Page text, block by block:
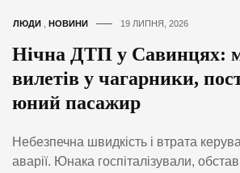
ЛЮДИ , НОВИНИ 19 ЛИПНЯ, 2026
Нічна ДТП у Савинцях:
вилетів у чагарники,
юний пасажир
Небезпечна швидкість і втрата
аварії. Юнака госпіталізували,